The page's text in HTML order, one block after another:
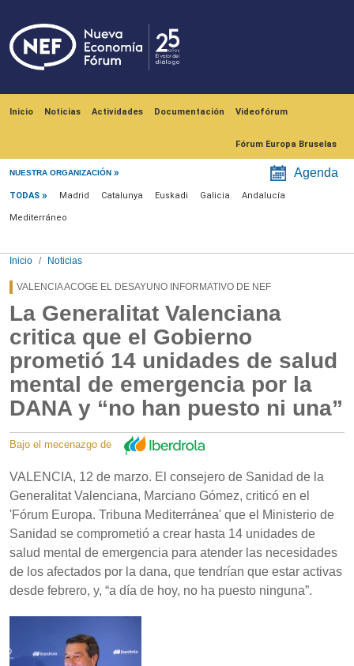
Inicio Noticias Actividades Documentación Videofórum
Fórum Europa Bruselas
NUESTRA ORGANIZACIÓN Agenda
Menú noticias
TODAS Madrid Catalunya Euskadi Galicia Andalucía
Mediterráneo
Inicio Noticias
VALENCIA ACOGE EL DESAYUNO INFORMATIVO DE NEF
La Generalitat Valenciana
critica que el Gobierno
prometió 14 unidades de salud
mental de emergencia por la
DANA y “no han puesto ni una”
Bajo el mecenazgo de
VALENCIA, 12 de marzo. El consejero de Sanidad de la
Generalitat Valenciana, Marciano Gómez, criticó en el
'Fórum Europa. Tribuna Mediterránea' que el Ministerio de
Sanidad se comprometió a crear hasta 14 unidades de
salud mental de emergencia para atender las necesidades
de los afectados por la dana, que tendrían que estar activas
desde febrero, y, “a día de hoy, no ha puesto ninguna”.